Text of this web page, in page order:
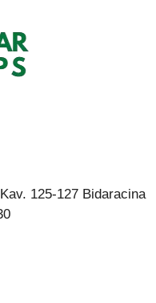
125-127 Bidaracina